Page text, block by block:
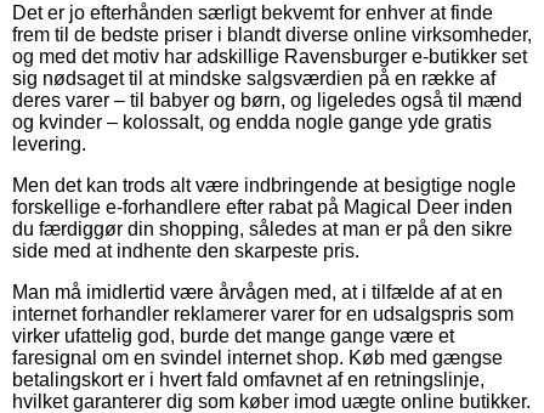
Det er jo efterhånden særligt bekvemt for enhver at finde
frem til de bedste priser i blandt diverse online virksomheder,
og med det motiv har adskillige Ravensburger e-butikker set
sig nødsaget til at mindske salgsværdien på en række af
deres varer – til babyer og børn, og ligeledes også til mænd
og kvinder – kolossalt, og endda nogle gange yde gratis
levering.
Men det kan trods alt være indbringende at besigtige nogle
forskellige e-forhandlere efter rabat på Magical Deer inden
du færdiggør din shopping, således at man er på den sikre
side med at indhente den skarpeste pris.
Man må imidlertid være årvågen med, at i tilfælde af at en
internet forhandler reklamerer varer for en udsalgspris som
virker ufattelig god, burde det mange gange være et
faresignal om en svindel internet shop. Køb med gængse
betalingskort er i hvert fald omfavnet af en retningslinje,
hvilket garanterer dig som køber imod uægte online butikker.